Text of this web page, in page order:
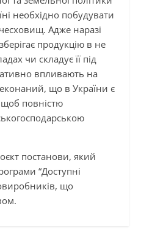
необхідно побудувати
Адже наразі
продукцію в не
чи складує її під
впливають на
що в України є
щоб повністю
постанови, який
“Доступні
що